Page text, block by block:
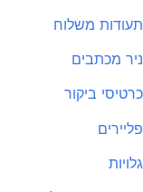
משלוח
מכתבים
ביקור